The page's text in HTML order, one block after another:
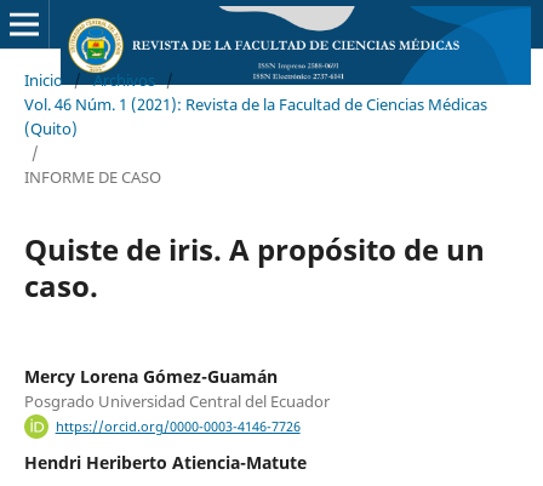
Inicio / Archivos /
Vol. 46 Núm. 1 (2021): Revista de la Facultad de Ciencias Médicas
(Quito)
/
INFORME DE CASO
Quiste de iris. A propósito de un
caso.
Mercy Lorena Gómez-Guamán
Posgrado Universidad Central del Ecuador
https://orcid.org/0000-0003-4146-7726
Hendri Heriberto Atiencia-Matute